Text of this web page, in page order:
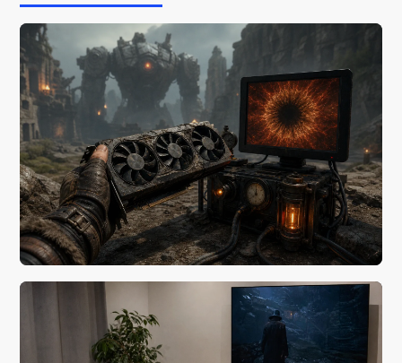
ИГРОВОЕ ЖЕЛЕЗО
Снизить риск покупки убитой видеокарты за 15 минут